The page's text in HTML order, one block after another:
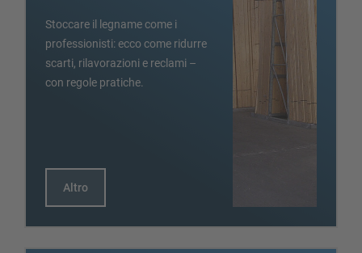
Stoccare il legname come i
professionisti: ecco come ridurre
scarti, rilavorazioni e reclami –
con regole pratiche.
Altro